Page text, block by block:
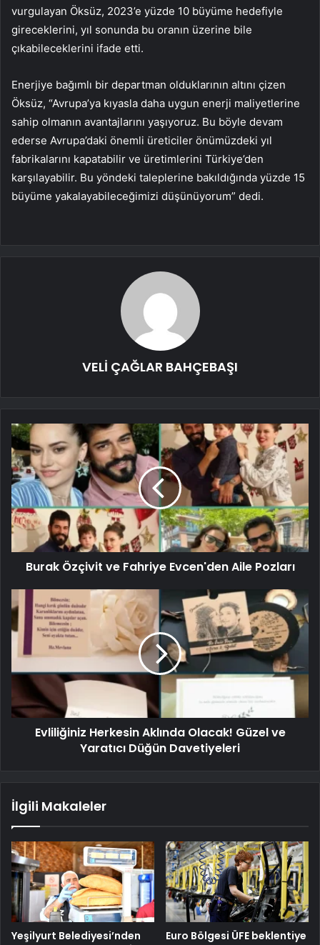
vurgulayan Öksüz, 2023’e yüzde 10 büyüme hedefiyle
gireceklerini, yıl sonunda bu oranın üzerine bile
çıkabileceklerini ifade etti.
Enerjiye bağımlı bir departman olduklarının altını çizen
Öksüz, “Avrupa’ya kıyasla daha uygun enerji maliyetlerine
sahip olmanın avantajlarını yaşıyoruz. Bu böyle devam
ederse Avrupa’daki önemli üreticiler önümüzdeki yıl
fabrikalarını kapatabilir ve üretimlerini Türkiye’den
karşılayabilir. Bu yöndeki taleplerine bakıldığında yüzde 15
büyüme yakalayabileceğimizi düşünüyorum” dedi.
VELİ ÇAĞLAR BAHÇEBAŞI
Burak Özçivit ve Fahriye Evcen'den Aile Pozları
Evliliğiniz Herkesin Aklında Olacak! Güzel ve
Yaratıcı Düğün Davetiyeleri
İlgili Makaleler
Yeşilyurt Belediyesi’nden
Euro Bölgesi ÜFE beklentiye